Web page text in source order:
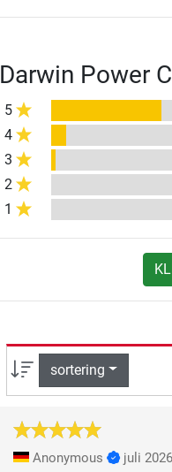
Darwin Power
5
4
3
2
1
sortering
Anonymous juli 2026